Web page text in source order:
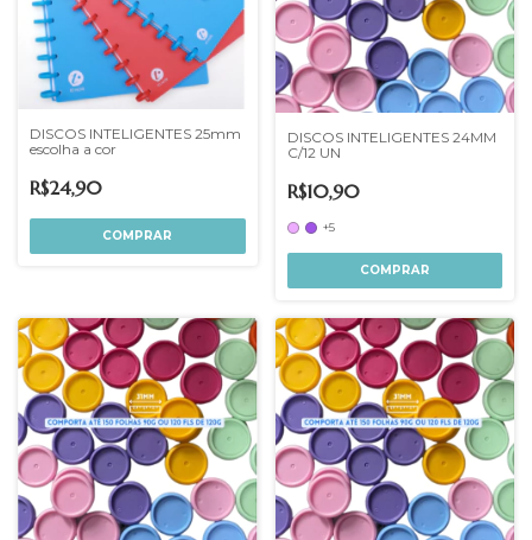
DISCOS INTELIGENTES 25mm
escolha a cor
R$24,90
COMPRAR
DISCOS INTELIGENTES 24MM
C/12 UN
R$10,90
+5
COMPRAR